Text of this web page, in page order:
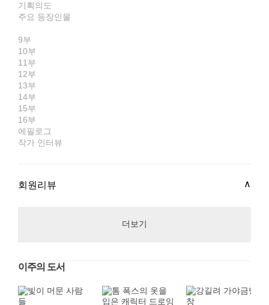
기획의도
주요 등장인물
9부
10부
11부
12부
13부
14부
15부
16부
에필로그
작가 인터뷰
회원리뷰
더보기
이주의 도서